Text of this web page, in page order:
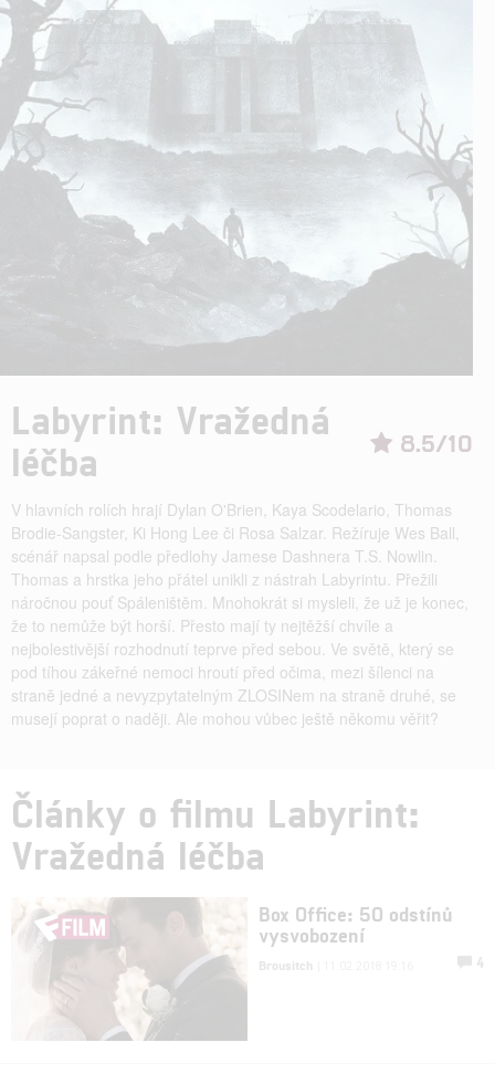
8.5/10
Labyrint: Vražedná
léčba
V hlavních rolích hrají Dylan O'Brien, Kaya Scodelario, Thomas
Brodie-Sangster, Ki Hong Lee či Rosa Salzar. Režíruje Wes Ball,
scénář napsal podle předlohy Jamese Dashnera T.S. Nowlin.
Thomas a hrstka jeho přátel unikli z nástrah Labyrintu. Přežili
náročnou pouť Spáleništěm. Mnohokrát si mysleli, že už je konec,
že to nemůže být horší. Přesto mají ty nejtěžší chvíle a
nejbolestivější rozhodnutí teprve před sebou. Ve světě, který se
pod tíhou zákeřné nemoci hroutí před očima, mezi šílenci na
straně jedné a nevyzpytatelným ZLOSINem na straně druhé, se
musejí poprat o naději. Ale mohou vůbec ještě někomu věřit?
Články o filmu Labyrint:
Vražedná léčba
Box Office: 50 odstínů
vysvobození
Brousitch 4